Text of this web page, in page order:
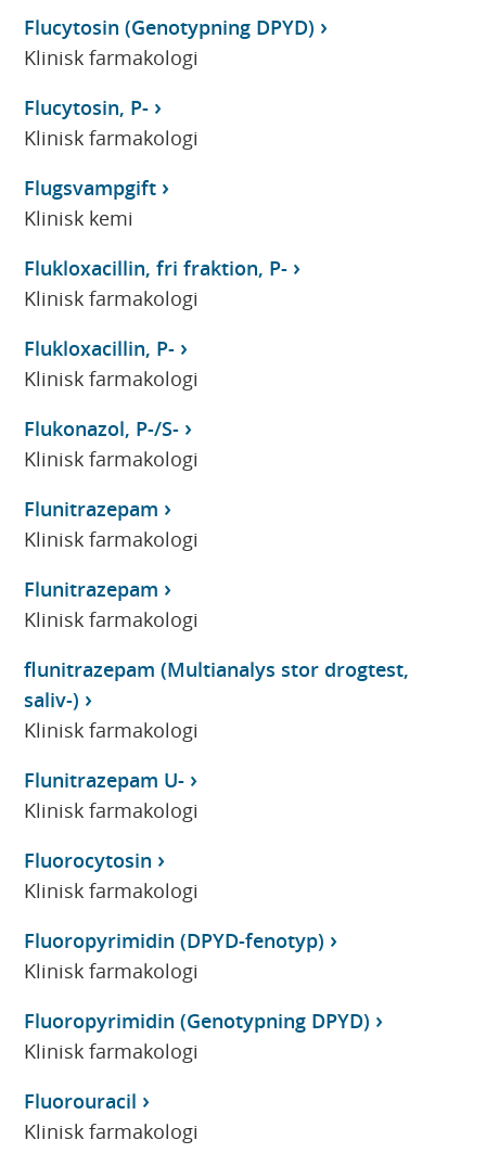
Flucytosin (Genotypning DPYD)
Klinisk farmakologi
Flucytosin, P-
Klinisk farmakologi
Flugsvampgift
Klinisk kemi
Flukloxacillin, fri fraktion, P-
Klinisk farmakologi
Flukloxacillin, P-
Klinisk farmakologi
Flukonazol, P-/S-
Klinisk farmakologi
Flunitrazepam
Klinisk farmakologi
Flunitrazepam
Klinisk farmakologi
flunitrazepam (Multianalys stor drogtest,
saliv-)
Klinisk farmakologi
Flunitrazepam U-
Klinisk farmakologi
Fluorocytosin
Klinisk farmakologi
Fluoropyrimidin (DPYD-fenotyp)
Klinisk farmakologi
Fluoropyrimidin (Genotypning DPYD)
Klinisk farmakologi
Fluorouracil
Klinisk farmakologi